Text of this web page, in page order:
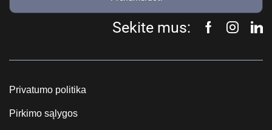
Sekite mus:
Privatumo politika
Pirkimo sąlygos